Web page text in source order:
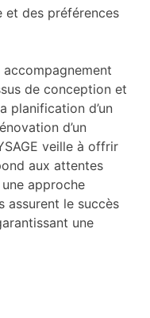
et des préférences
accompagnement
de conception et
planification d’un
d’un
veille à offrir
aux attentes
approche
assurent le succès
une